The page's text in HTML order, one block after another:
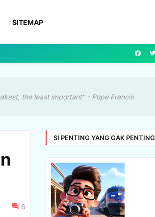
SITEMAP
the least important" - Pope Francis
6
SI PENTING YANG GAK PENTING